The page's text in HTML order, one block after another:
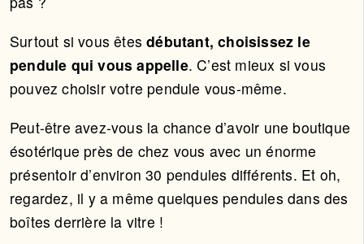
Surtout si vous êtesdébutant, choisissez le
pendule qui vous appelle. C’est mieux si vous
pouvez choisir votre pendule vous-même.
Peut-être avez-vous la chance d’avoir une boutique
ésotérique près de chez vous avec un énorme
présentoir d’environ 30 pendules différents. Et oh,
regardez, il y a même quelques pendules dans des
boîtes derrière la vitre !